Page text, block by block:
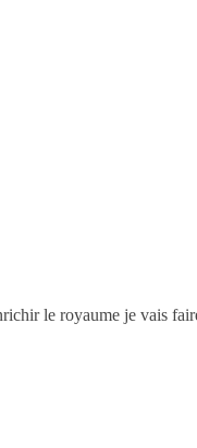
le royaume je vais